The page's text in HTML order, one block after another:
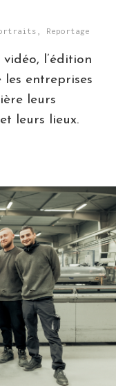
Reportage
l’édition
les entreprises
leurs
leurs lieux.